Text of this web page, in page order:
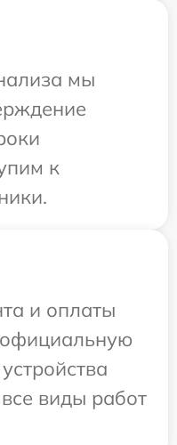
мы
к
и оплаты
виды работ